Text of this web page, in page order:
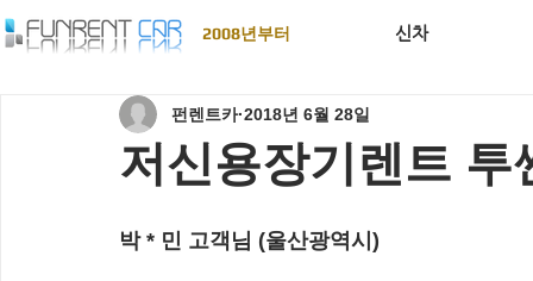
2008년부터 신차
저신용장기렌트 투
펀렌트카 2018년 6월 28일
박 * 민 고객님 (울산광역시)